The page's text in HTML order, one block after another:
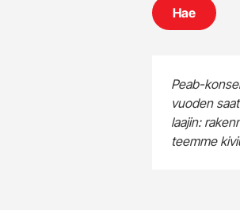
Hae
Peab-
vuoden
laajin:
teemme